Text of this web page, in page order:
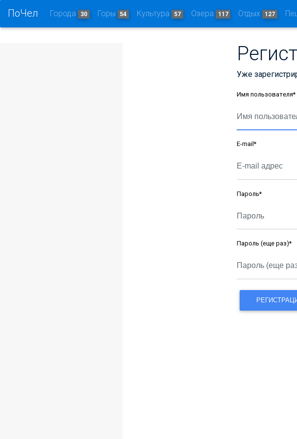
ПоЧел Города 30 Горы 54 Культура 57 Озера 117 Отдых 127
Уже
Имя пользователя*
E-mail*
Пароль*
Пароль (еще раз)*